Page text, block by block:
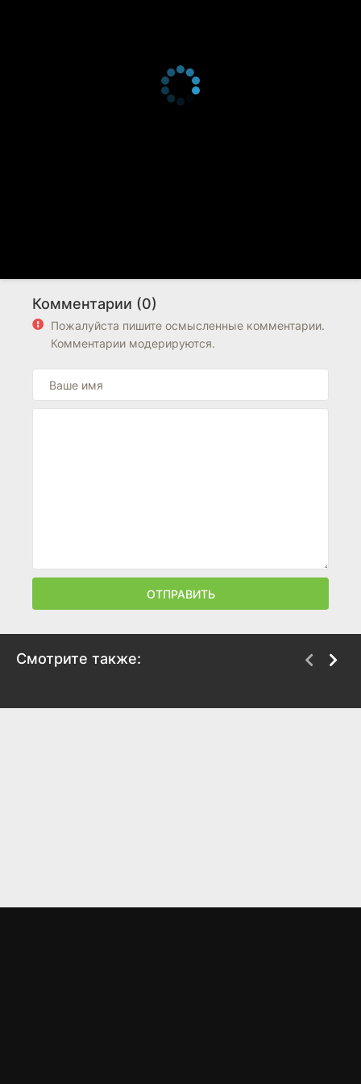
Комментарии (0)
Пожалуйста пишите осмысленные комментарии.
Комментарии модерируются.
ОТПРАВИТЬ
Смотрите также: